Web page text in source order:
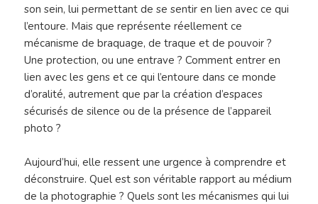
son sein, lui permettant de se sentir en lien avec ce qui
l’entoure. Mais que représente réellement ce
mécanisme de braquage, de traque et de pouvoir ?
Une protection, ou une entrave ? Comment entrer en
lien avec les gens et ce qui l’entoure dans ce monde
d’oralité, autrement que par la création d’espaces
sécurisés de silence ou de la présence de l’appareil
photo ?
Aujourd’hui, elle ressent une urgence à comprendre et
déconstruire. Quel est son véritable rapport au médium
de la photographie ? Quels sont les mécanismes qui lui